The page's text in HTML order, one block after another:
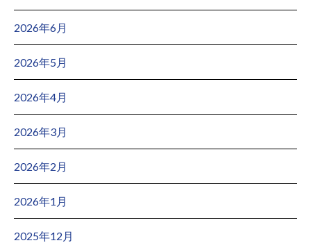
2026年6月
2026年5月
2026年4月
2026年3月
2026年2月
2026年1月
2025年12月